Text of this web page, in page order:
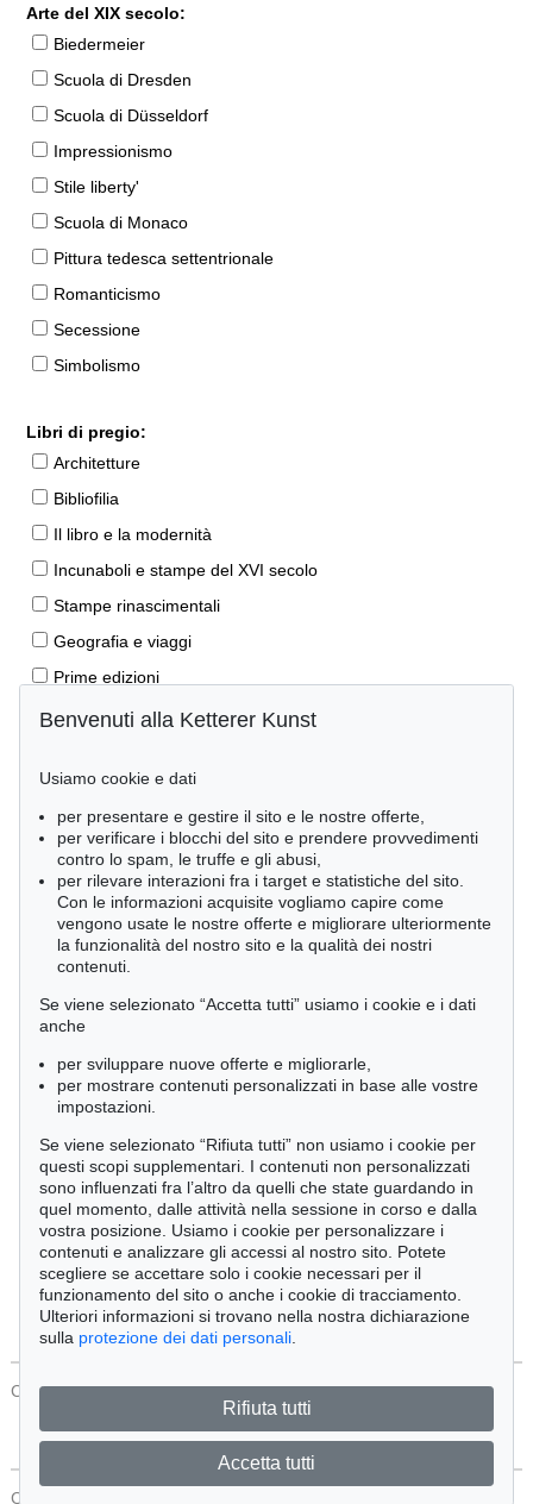
Arte del XIX secolo:
Biedermeier
Scuola di Dresden
Scuola di Düsseldorf
Impressionismo
Stile liberty'
Scuola di Monaco
Pittura tedesca settentrionale
Romanticismo
Secessione
Simbolismo
Libri di pregio:
Architetture
Bibliofilia
Il libro e la modernità
Incunaboli e stampe del XVI secolo
Stampe rinascimentali
Geografia e viaggi
Prime edizioni
Manoscritti antichi
Libri per bambini
Lifestyle
Pietre miliari delle scienze naturali
Letteratura classica
Economia e diritto
Meraviglie della natura
Cimelia
Ordine:
Tutti gli oggetti
Solo offerte attuali
Solo oggetti venduti
Cerca
CONTATTI Protezione Dei Dati
CONTATTI
Benvenuti alla Ketterer Kunst
Usiamo cookie e dati
per presentare e gestire il sito e le nostre offerte,
per verificare i blocchi del sito e prendere provvedimenti
contro lo spam, le truffe e gli abusi,
per rilevare interazioni fra i target e statistiche del sito.
Con le informazioni acquisite vogliamo capire come
vengono usate le nostre offerte e migliorare ulteriormente
la funzionalità del nostro sito e la qualità dei nostri
contenuti.
Se viene selezionato “Accetta tutti” usiamo i cookie e i dati
anche
per sviluppare nuove offerte e migliorarle,
per mostrare contenuti personalizzati in base alle vostre
impostazioni.
Se viene selezionato “Rifiuta tutti” non usiamo i cookie per
questi scopi supplementari. I contenuti non personalizzati
sono influenzati fra l’altro da quelli che state guardando in
quel momento, dalle attività nella sessione in corso e dalla
vostra posizione. Usiamo i cookie per personalizzare i
contenuti e analizzare gli accessi al nostro sito. Potete
scegliere se accettare solo i cookie necessari per il
funzionamento del sito o anche i cookie di tracciamento.
Ulteriori informazioni si trovano nella nostra dichiarazione
sulla protezione dei dati personali
Rifiuta tutti
Accetta tutti